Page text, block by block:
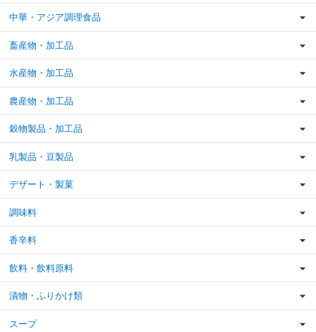
中華・アジア調理食品
畜産物・加工品
水産物・加工品
農産物・加工品
穀物製品・加工品
乳製品・豆製品
デザート・製菓
調味料
香辛料
飲料・飲料原料
漬物・ふりかけ類
スープ